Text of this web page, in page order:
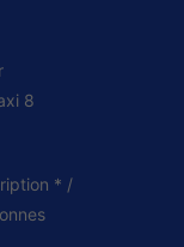
8
* /